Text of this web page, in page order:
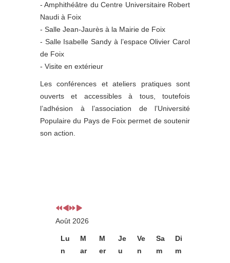
- Amphithéâtre du Centre Universitaire Robert
Naudi à Foix
- Salle Jean-Jaurès à la Mairie de Foix
- Salle Isabelle Sandy à l’espace Olivier Carol
de Foix
- Visite en extérieur
Les conférences et ateliers pratiques sont
ouverts et accessibles à tous, toutefois
l’adhésion à l’association de l’Université
Populaire du Pays de Foix permet de soutenir
son action.
AnnéeMoisAnnée
Mois
Août 2026
Lu
n
M
ar
M
er
Je
u
Ve
n
Sa
m
Di
m